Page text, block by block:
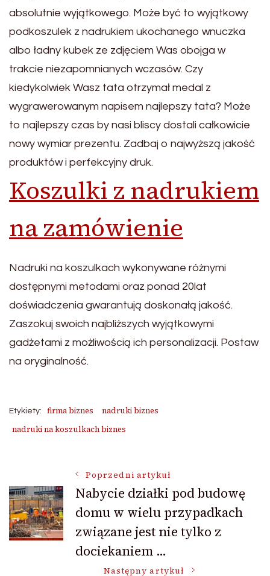
absolutnie wyjątkowego. Może być to wyjątkowy
podkoszulek z nadrukiem ukochanego wnuczka
albo ładny kubek ze zdjęciem Was obojga w
trakcie niezapomnianych wczasów. Czy
kiedykolwiek Wasz tata otrzymał medal z
wygrawerowanym napisem najlepszy tata? Może
to najlepszy czas by nasi bliscy dostali całkowicie
nowy wymiar prezentu. Zadbaj o najwyższą jakość
produktów i perfekcyjny druk.
Koszulki z nadrukiem
na zamówienie
Nadruki na koszulkach wykonywane różnymi
dostępnymi metodami oraz ponad 20lat
doświadczenia gwarantują doskonałą jakość.
Zaszokuj swoich najbliższych wyjątkowymi
gadżetami z możliwością ich personalizacji. Postaw
na oryginalność.
Etykiety: firma biznes
nadruki biznes
nadruki na koszulkach biznes
Nawigacja
wpisu
Poprzedni artykuł
Nabycie działki pod budowę
domu w wielu przypadkach
związane jest nie tylko z
dociekaniem …
Następny artykuł